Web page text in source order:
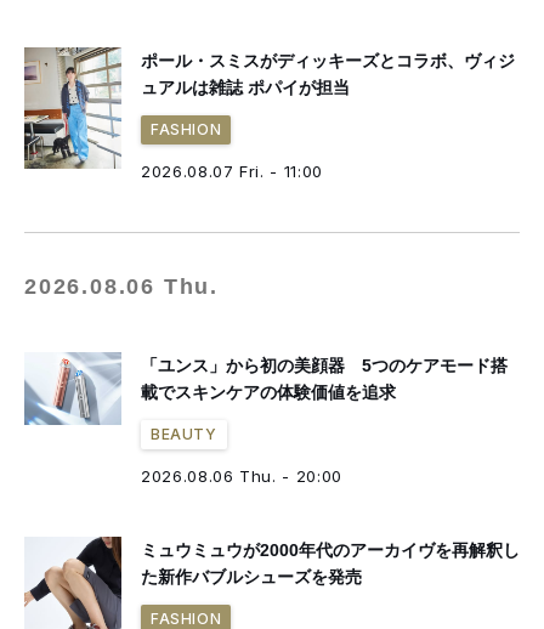
ポール・スミスがディッキーズとコラボ、ヴィジ
ュアルは雑誌 ポパイが担当
FASHION
2026.08.07 Fri. - 11:00
2026.08.06 Thu.
「ユンス」から初の美顔器 5つのケアモード搭
載でスキンケアの体験価値を追求
BEAUTY
2026.08.06 Thu. - 20:00
ミュウミュウが2000年代のアーカイヴを再解釈し
た新作バブルシューズを発売
FASHION